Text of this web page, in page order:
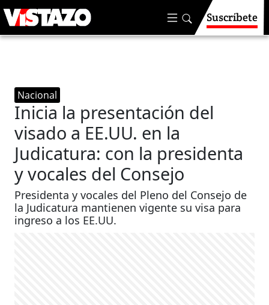
Suscríbete
Nacional
Inicia la presentación del
visado a EE.UU. en la
Judicatura: con la presidenta
y vocales del Consejo
Presidenta y vocales del Pleno del Consejo de
la Judicatura mantienen vigente su visa para
ingreso a los EE.UU.